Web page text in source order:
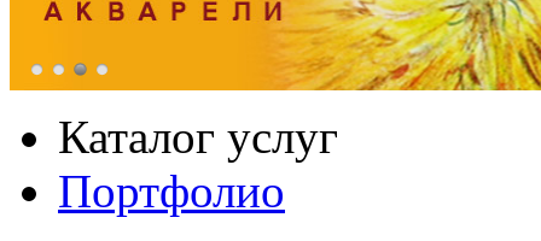
Каталог услуг
Портфолио